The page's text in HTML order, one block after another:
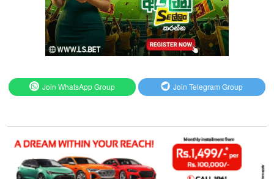
Join WhatsApp Group Join Telegram Group